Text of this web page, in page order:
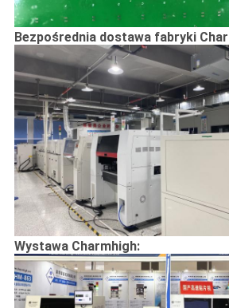
Bezpośrednia dostawa fabryki
Wystawa Charmhigh: